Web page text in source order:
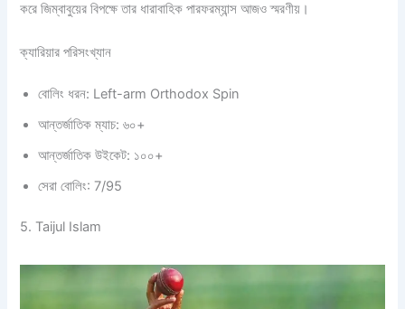
করে জিম্বাবুয়ের বিপক্ষে তার ধারাবাহিক পারফরম্যান্স আজও স্মরণীয়।
ক্যারিয়ার পরিসংখ্যান
বোলিং ধরন: Left-arm Orthodox Spin
আন্তর্জাতিক ম্যাচ: ৬০+
আন্তর্জাতিক উইকেট: ১০০+
সেরা বোলিং: 7/95
5. Taijul Islam